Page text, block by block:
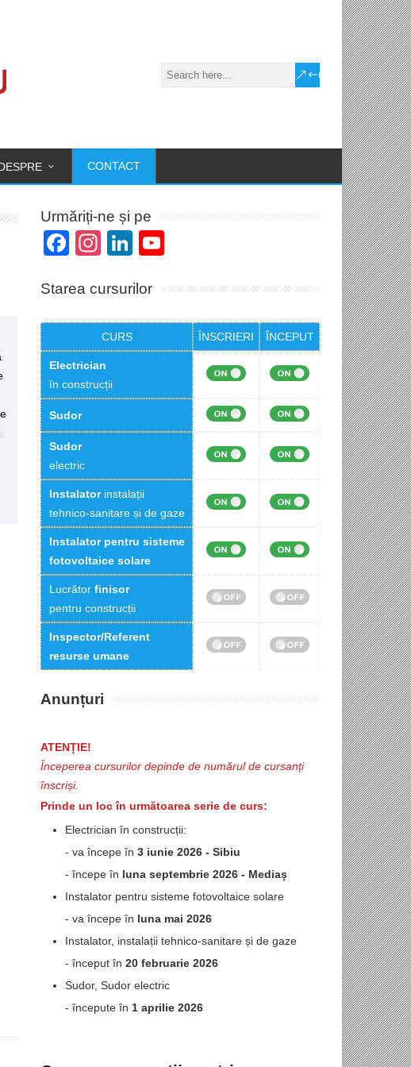
CONTACT
Urmăriți-ne și pe
Facebook
Instagram
LinkedIn
Starea cursurilor
CURS ÎNSCRIERI ÎNCEPUT
Electrician
în construcții
Sudor
Sudor
electric
Instalatorinstalații
tehnico-sanitare și de gaze
Instalator pentru sisteme
fotovoltaice solare
Lucrător finisor
pentru construcții
Inspector/Referent
resurse umane
Anunțuri
ATENȚIE!
Începerea cursurilor depinde de numărul de cursanți
înscriși.
Prinde un loc în următoarea serie de curs:
Electrician în construcții:
- va începe în 3 iunie 2026 - Sibiu
- începe în luna septembrie 2026 - Mediaș
Instalator pentru sisteme fotovoltaice solare
- va începe în luna mai 2026
Instalator, instalații tehnico-sanitare și de gaze
- început în 20 februarie 2026
Sudor, Sudor electric
- începute în 1 aprilie 2026